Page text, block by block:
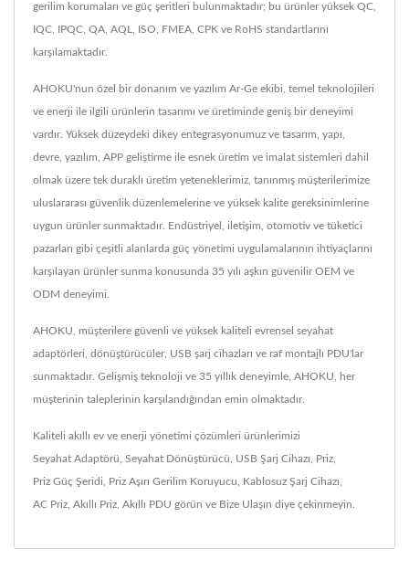
gerilim korumaları ve güç şeritleri bulunmaktadır; bu ürünler yüksek QC,
IQC, IPQC, QA, AQL, ISO, FMEA, CPK ve RoHS standartlarını
karşılamaktadır.
AHOKU'nun özel bir donanım ve yazılım Ar-Ge ekibi, temel teknolojileri
ve enerji ile ilgili ürünlerin tasarımı ve üretiminde geniş bir deneyimi
vardır. Yüksek düzeydeki dikey entegrasyonumuz ve tasarım, yapı,
devre, yazılım, APP geliştirme ile esnek üretim ve imalat sistemleri dahil
olmak üzere tek duraklı üretim yeteneklerimiz, tanınmış müşterilerimize
uluslararası güvenlik düzenlemelerine ve yüksek kalite gereksinimlerine
uygun ürünler sunmaktadır. Endüstriyel, iletişim, otomotiv ve tüketici
pazarları gibi çeşitli alanlarda güç yönetimi uygulamalarının ihtiyaçlarını
karşılayan ürünler sunma konusunda 35 yılı aşkın güvenilir OEM ve
ODM deneyimi.
AHOKU, müşterilere güvenli ve yüksek kaliteli evrensel seyahat
adaptörleri, dönüştürücüler, USB şarj cihazları ve raf montajlı PDU'lar
sunmaktadır. Gelişmiş teknoloji ve 35 yıllık deneyimle, AHOKU, her
müşterinin taleplerinin karşılandığından emin olmaktadır.
Kaliteli akıllı ev ve enerji yönetimi çözümleri ürünlerimizi
Seyahat Adaptörü Seyahat Dönüştürücü USB Şarj Cihazı Priz
Priz Güç Şeridi Priz Aşırı Gerilim Koruyucu Kablosuz Şarj Cihazı
AC Priz Akıllı Priz Akıllı PDU görün ve Bize Ulaşın diye çekinmeyin.